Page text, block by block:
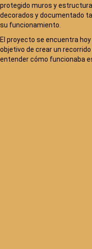
protegido muros y
decorados y documentado
su funcionamiento.
El proyecto se encuentra
objetivo de crear un
entender cómo funcionaba